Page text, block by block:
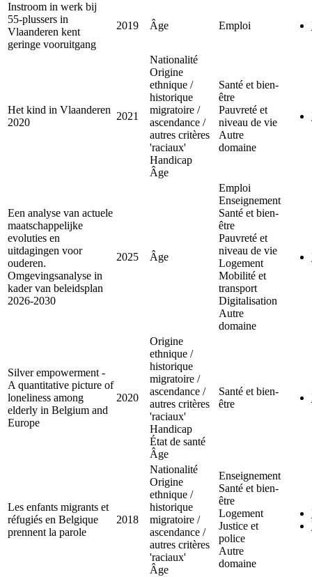
Instroom in werk bij
55-plussers in
Vlaanderen kent
geringe vooruitgang
2019 Âge Emploi
Het kind in Vlaanderen
2020
2021
Nationalité
Origine
ethnique /
historique
migratoire /
ascendance /
autres critères
'raciaux'
Handicap
Âge
Santé et bien-
être
Pauvreté et
niveau de vie
Autre
domaine
Een analyse van actuele
maatschappelijke
evoluties en
uitdagingen voor
ouderen.
Omgevingsanalyse in
kader van beleidsplan
2026-2030
2025 Âge
Emploi
Enseignement
Santé et bien-
être
Pauvreté et
niveau de vie
Logement
Mobilité et
transport
Digitalisation
Autre
domaine
Silver empowerment -
A quantitative picture of
loneliness among
elderly in Belgium and
Europe
2020
Origine
ethnique /
historique
migratoire /
ascendance /
autres critères
'raciaux'
Handicap
État de santé
Âge
Santé et bien-
être
Les enfants migrants et
réfugiés en Belgique
prennent la parole
2018
Nationalité
Origine
ethnique /
historique
migratoire /
ascendance /
autres critères
'raciaux'
Âge
Enseignement
Santé et bien-
être
Logement
Justice et
police
Autre
domaine